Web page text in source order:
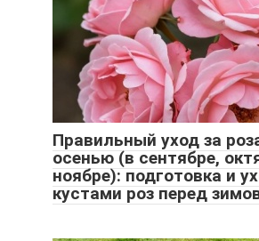
Правильный уход за
осенью (в сентябре,
ноябре): подготовка и
кустами роз перед